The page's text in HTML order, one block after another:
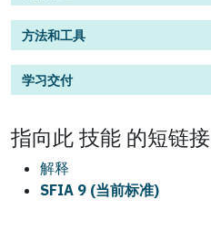
方法和工具
学习交付
指向此 技能 的短链接
解释
SFIA 9 (当前标准)